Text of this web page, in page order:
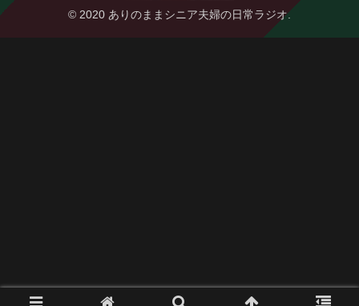
© 2020 ありのままシニア夫婦の日常ラジオ.